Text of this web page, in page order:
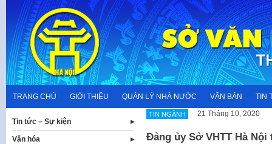
content
TRANG CHỦ GIỚI THIỆU QUẢN LÝ NHÀ NƯỚC VĂN BẢN TIN
TIN NGÀNH 21 Tháng 10, 2020
Đảng ủy Sở VHTT Hà
Tin tức – Sự kiện
Văn hóa